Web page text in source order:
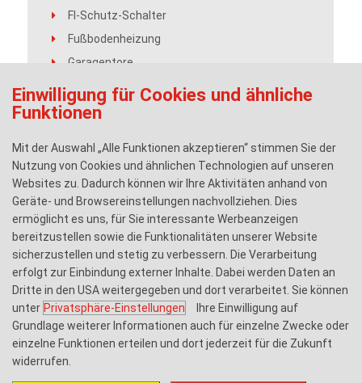
FI-Schutz-Schalter
Fußbodenheizung
Garagentore
Heizsysteme für außen
Intellig. Installationssysteme
PC-Internetzugang
Raumklimageräte
SAT-Anlagen
Solarenergietechnik
Türsprechanlagen
Warmwasserversorgung dez.
Warmwasserversorgung
Wohnraumleuchten
Kontakt
Einwilligung für Cookies und ähnliche
Funktionen
Mit der Auswahl „Alle Funktionen akzeptieren“ stimmen Sie der
Nutzung von Cookies und ähnlichen Technologien auf unseren
Websites zu. Dadurch können wir Ihre Aktivitäten anhand von
Geräte- und Browsereinstellungen nachvollziehen. Dies
ermöglicht es uns, für Sie interessante Werbeanzeigen
bereitzustellen sowie die Funktionalitäten unserer Website
sicherzustellen und stetig zu verbessern. Die Verarbeitung
erfolgt zur Einbindung externer Inhalte. Dabei werden Daten an
Dritte in den USA weitergegeben und dort verarbeitet. Sie können
unter Privatsphäre-Einstellungen
Ihre Einwilligung auf
Grundlage weiterer Informationen auch für einzelne Zwecke oder
einzelne Funktionen erteilen und dort jederzeit für die Zukunft
widerrufen.